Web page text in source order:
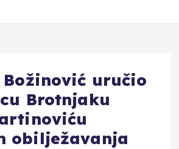
uručio
Brotnjaku
obilježavanja